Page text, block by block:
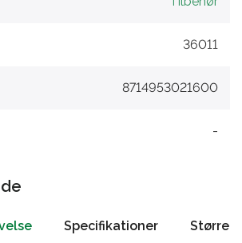
36011
8714953021600
-
Specifikationer